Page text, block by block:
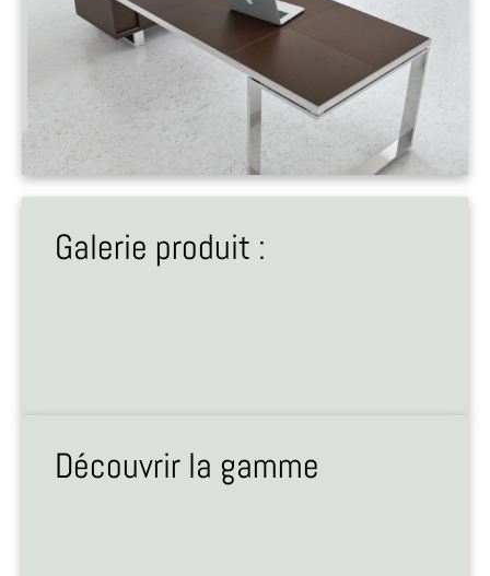
Galerie produit :
Découvrir la gamme